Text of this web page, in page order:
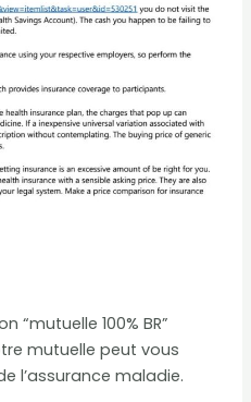
“mutuelle 100% BR”
mutuelle peut vous
l’assurance maladie.